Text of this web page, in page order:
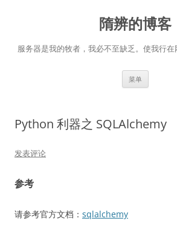
隋辨的博客
服务器是我的牧者，我必不至缺乏。使我行在
菜单
Python 利器之 SQLAlchemy
发表评论
参考
请参考官方文档： sqlalchemy